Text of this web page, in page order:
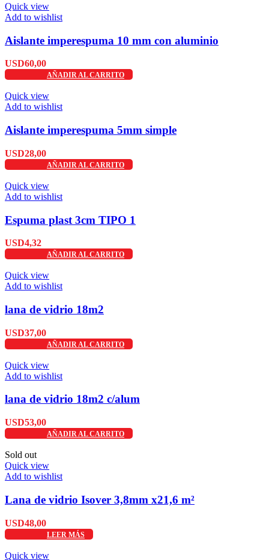
Quick view
Add to wishlist
Aislante imperespuma 10 mm con aluminio
USD60,00
AÑADIR AL CARRITO
Quick view
Add to wishlist
Aislante imperespuma 5mm simple
USD28,00
AÑADIR AL CARRITO
Quick view
Add to wishlist
Espuma plast 3cm TIPO 1
USD4,32
AÑADIR AL CARRITO
Quick view
Add to wishlist
lana de vidrio 18m2
USD37,00
AÑADIR AL CARRITO
Quick view
Add to wishlist
lana de vidrio 18m2 c/alum
USD53,00
AÑADIR AL CARRITO
Sold out
Quick view
Add to wishlist
Lana de vidrio Isover 3,8mm x21,6 m²
USD48,00
LEER MÁS
Quick view